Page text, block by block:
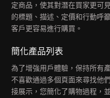
定商品，使其對潛在買家更可
的標題、描述、定價和行動呼
客戶更容易進行購買。
簡化產品列表
為了增強用戶體驗，保持所有
不喜歡通過多個頁面來尋找他
接展示，您簡化了購物過程，